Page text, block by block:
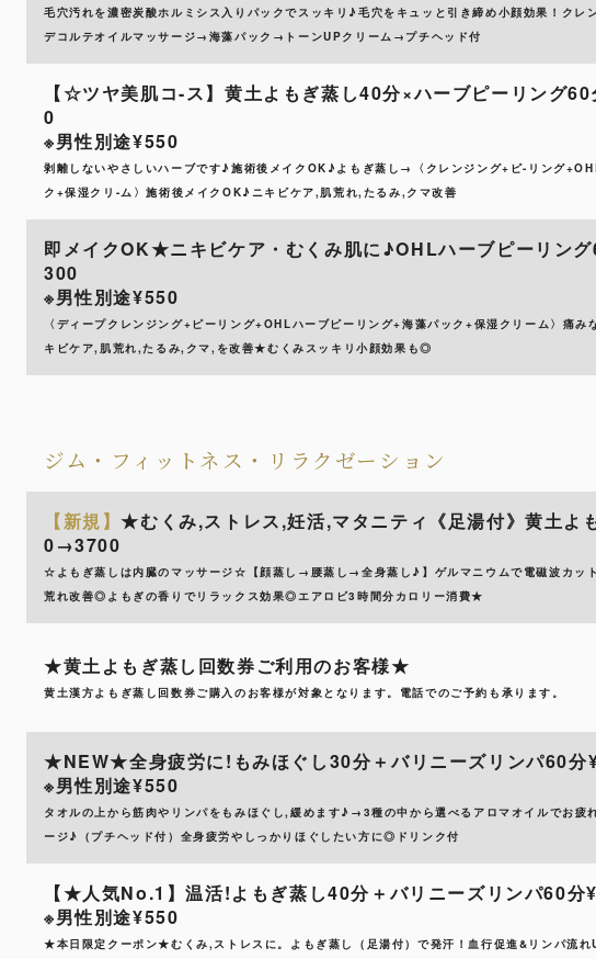
毛穴汚れを濃密炭酸ホルミシス入りパックでスッキリ♪毛穴をキュッと引き締め小顔効果！ク
デコルテオイルマッサージ→海藻パック→トーンUPクリーム→プチヘッド付
【☆ツヤ美肌コ-ス】黄土よもぎ蒸し40分×ハーブピーリング
0
※男性別途¥550
剥離しないやさしいハーブです♪施術後メイクOK♪よもぎ蒸し→〈クレンジング+ピ-リング
ク+保湿クリ-ム〉施術後メイクOK♪ニキビケア,肌荒れ,たるみ,クマ改善
即メイクOK★ニキビケア・むくみ肌に♪OHLハーブピーリン
300
※男性別途¥550
〈ディープクレンジング+ピーリング+OHLハーブピーリング+海藻パック+保湿クリーム〉痛み
キビケア,肌荒れ,たるみ,クマ,を改善★むくみスッキリ小顔効果も◎
ジム・フィットネス・リラクゼーション
【新規】★むくみ,ストレス,妊活,マタニティ《足湯付》黄土よ
0→3700
☆よもぎ蒸しは内臓のマッサージ☆【顔蒸し→腰蒸し→全身蒸し♪】ゲルマニウムで電磁波カッ
荒れ改善◎よもぎの香りでリラックス効果◎エアロビ3時間分カロリー消費★
★黄土よもぎ蒸し回数券ご利用のお客様★
黄土漢方よもぎ蒸し回数券ご購入のお客様が対象となります。電話でのご予約も承ります。
★NEW★全身疲労に!もみほぐし30分＋バリニーズリンパ60
※男性別途¥550
タオルの上から筋肉やリンパをもみほぐし,緩めます♪→3種の中から選べるアロマオイルでお疲
ージ♪（プチヘッド付）全身疲労やしっかりほぐしたい方に◎ドリンク付
【★人気No.1】温活!よもぎ蒸し40分＋バリニーズリンパ60
※男性別途¥550
★本日限定クーポン★むくみ,ストレスに。よもぎ蒸し（足湯付）で発汗！血行促進&リンパ流れ